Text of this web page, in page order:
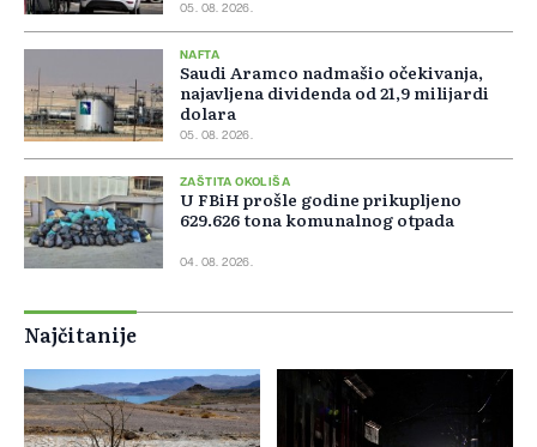
05. 08. 2026.
NAFTA
Saudi Aramco nadmašio očekivanja,
najavljena dividenda od 21,9 milijardi
dolara
05. 08. 2026.
ZAŠTITA OKOLIŠA
U FBiH prošle godine prikupljeno
629.626 tona komunalnog otpada
04. 08. 2026.
Najčitanije